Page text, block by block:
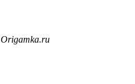
Origamka.ru